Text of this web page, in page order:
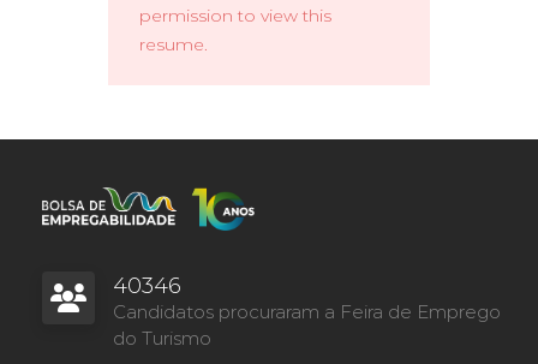
permission to view this
resume.
40346
Candidatos procuraram a Feira de Emprego
do Turismo